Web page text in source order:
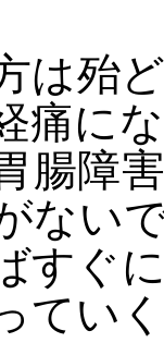
は殆
痛に
腸障
ない
すぐ
てい